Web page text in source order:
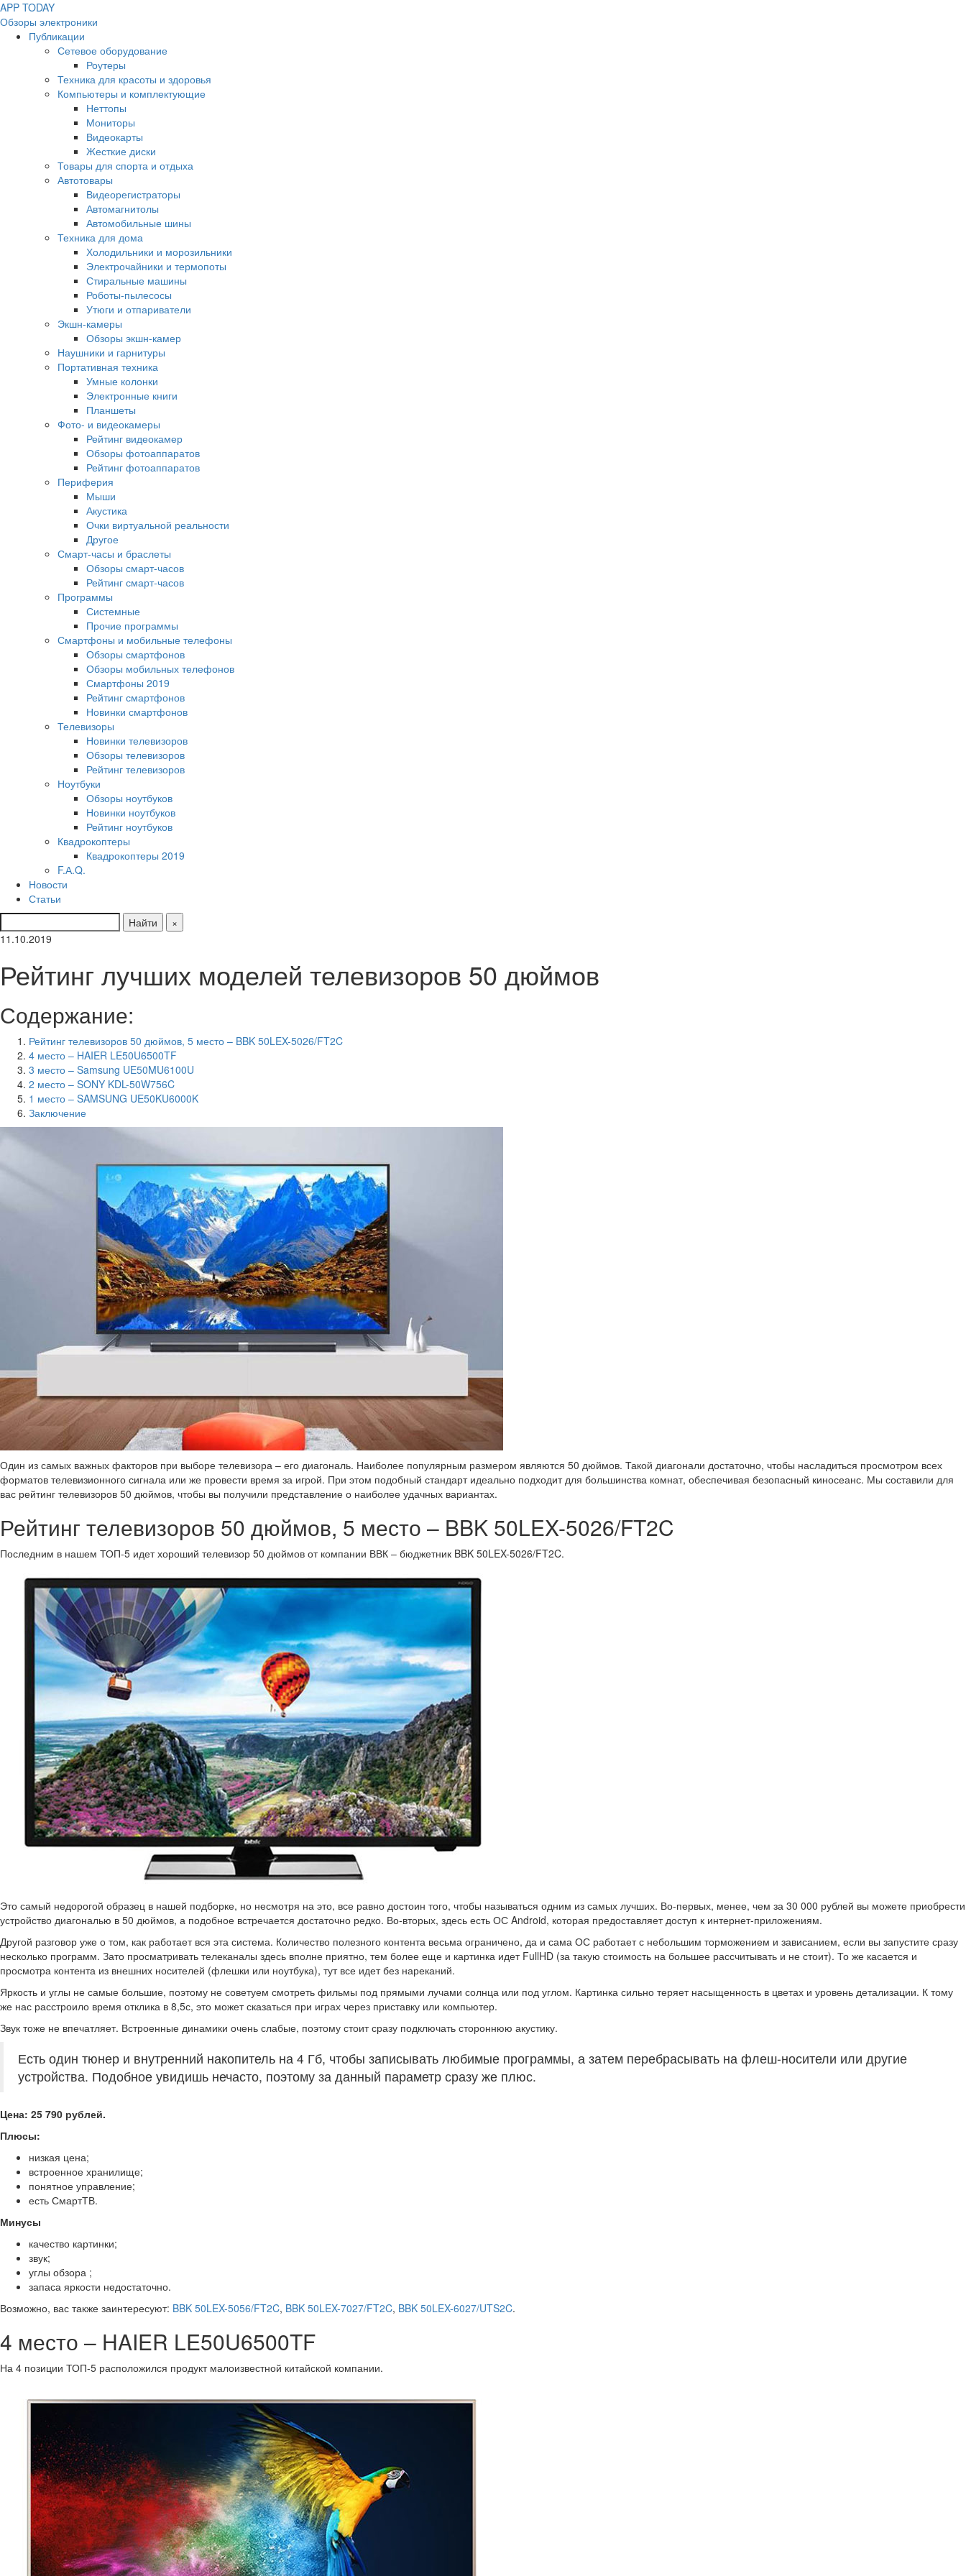
APP TODAY
Обзоры электроники
Публикации
Сетевое оборудование
Роутеры
Техника для красоты и здоровья
Компьютеры и комплектующие
Неттопы
Мониторы
Видеокарты
Жесткие диски
Товары для спорта и отдыха
Автотовары
Видеорегистраторы
Автомагнитолы
Автомобильные шины
Техника для дома
Холодильники и морозильники
Электрочайники и термопоты
Стиральные машины
Роботы-пылесосы
Утюги и отпариватели
Экшн-камеры
Обзоры экшн-камер
Наушники и гарнитуры
Портативная техника
Умные колонки
Электронные книги
Планшеты
Фото- и видеокамеры
Рейтинг видеокамер
Обзоры фотоаппаратов
Рейтинг фотоаппаратов
Периферия
Мыши
Акустика
Очки виртуальной реальности
Другое
Смарт-часы и браслеты
Обзоры смарт-часов
Рейтинг смарт-часов
Программы
Системные
Прочие программы
Смартфоны и мобильные телефоны
Обзоры смартфонов
Обзоры мобильных телефонов
Смартфоны 2019
Рейтинг смартфонов
Новинки смартфонов
Телевизоры
Новинки телевизоров
Обзоры телевизоров
Рейтинг телевизоров
Ноутбуки
Обзоры ноутбуков
Новинки ноутбуков
Рейтинг ноутбуков
Квадрокоптеры
Квадрокоптеры 2019
F.А.Q.
Новости
Статьи
Найти
×
11.10.2019
Рейтинг лучших моделей телевизоров 50 дюймов
Содержание:
Рейтинг телевизоров 50 дюймов, 5 место – BBK 50LEX-5026/FT2C
4 место – HAIER LE50U6500TF
3 место – Samsung UE50MU6100U
2 место – SONY KDL-50W756C
1 место – SAMSUNG UE50KU6000K
Заключение
Один из самых важных факторов при выборе телевизора – его диагональ. Наиболее популярным размером являются 50 дюймов. Такой диагонали достаточно, чтобы насладиться просмотром всех
форматов телевизионного сигнала или же провести время за игрой. При этом подобный стандарт идеально подходит для большинства комнат, обеспечивая безопасный киносеанс. Мы составили для
вас рейтинг телевизоров 50 дюймов, чтобы вы получили представление о наиболее удачных вариантах.
Рейтинг телевизоров 50 дюймов, 5 место – BBK 50LEX-5026/FT2C
Последним в нашем ТОП-5 идет хороший телевизор 50 дюймов от компании ВВК – бюджетник BBK 50LEX-5026/FT2C.
Это самый недорогой образец в нашей подборке, но несмотря на это, все равно достоин того, чтобы называться одним из самых лучших. Во-первых, менее, чем за 30 000 рублей вы можете приобрести
устройство диагональю в 50 дюймов, а подобное встречается достаточно редко. Во-вторых, здесь есть ОС Android, которая предоставляет доступ к интернет-приложениям.
Другой разговор уже о том, как работает вся эта система. Количество полезного контента весьма ограничено, да и сама ОС работает с небольшим торможением и зависанием, если вы запустите сразу
несколько программ. Зато просматривать телеканалы здесь вполне приятно, тем более еще и картинка идет FullHD (за такую стоимость на большее рассчитывать и не стоит). То же касается и
просмотра контента из внешних носителей (флешки или ноутбука), тут все идет без нареканий.
Яркость и углы не самые большие, поэтому не советуем смотреть фильмы под прямыми лучами солнца или под углом. Картинка сильно теряет насыщенность в цветах и уровень детализации. К тому
же нас расстроило время отклика в 8,5с, это может сказаться при играх через приставку или компьютер.
Звук тоже не впечатляет. Встроенные динамики очень слабые, поэтому стоит сразу подключать стороннюю акустику.
Есть один тюнер и внутренний накопитель на 4 Гб, чтобы записывать любимые программы, а затем перебрасывать на флеш-носители или другие
устройства. Подобное увидишь нечасто, поэтому за данный параметр сразу же плюс.
Цена: 25 790 рублей.
Плюсы:
низкая цена;
встроенное хранилище;
понятное управление;
есть СмартТВ.
Минусы
качество картинки;
звук;
углы обзора ;
запаса яркости недостаточно.
Возможно, вас также заинтересуют: BBK 50LEX-5056/FT2C, BBK 50LEX-7027/FT2C, BBK 50LEX-6027/UTS2C.
4 место – HAIER LE50U6500TF
На 4 позиции ТОП-5 расположился продукт малоизвестной китайской компании.